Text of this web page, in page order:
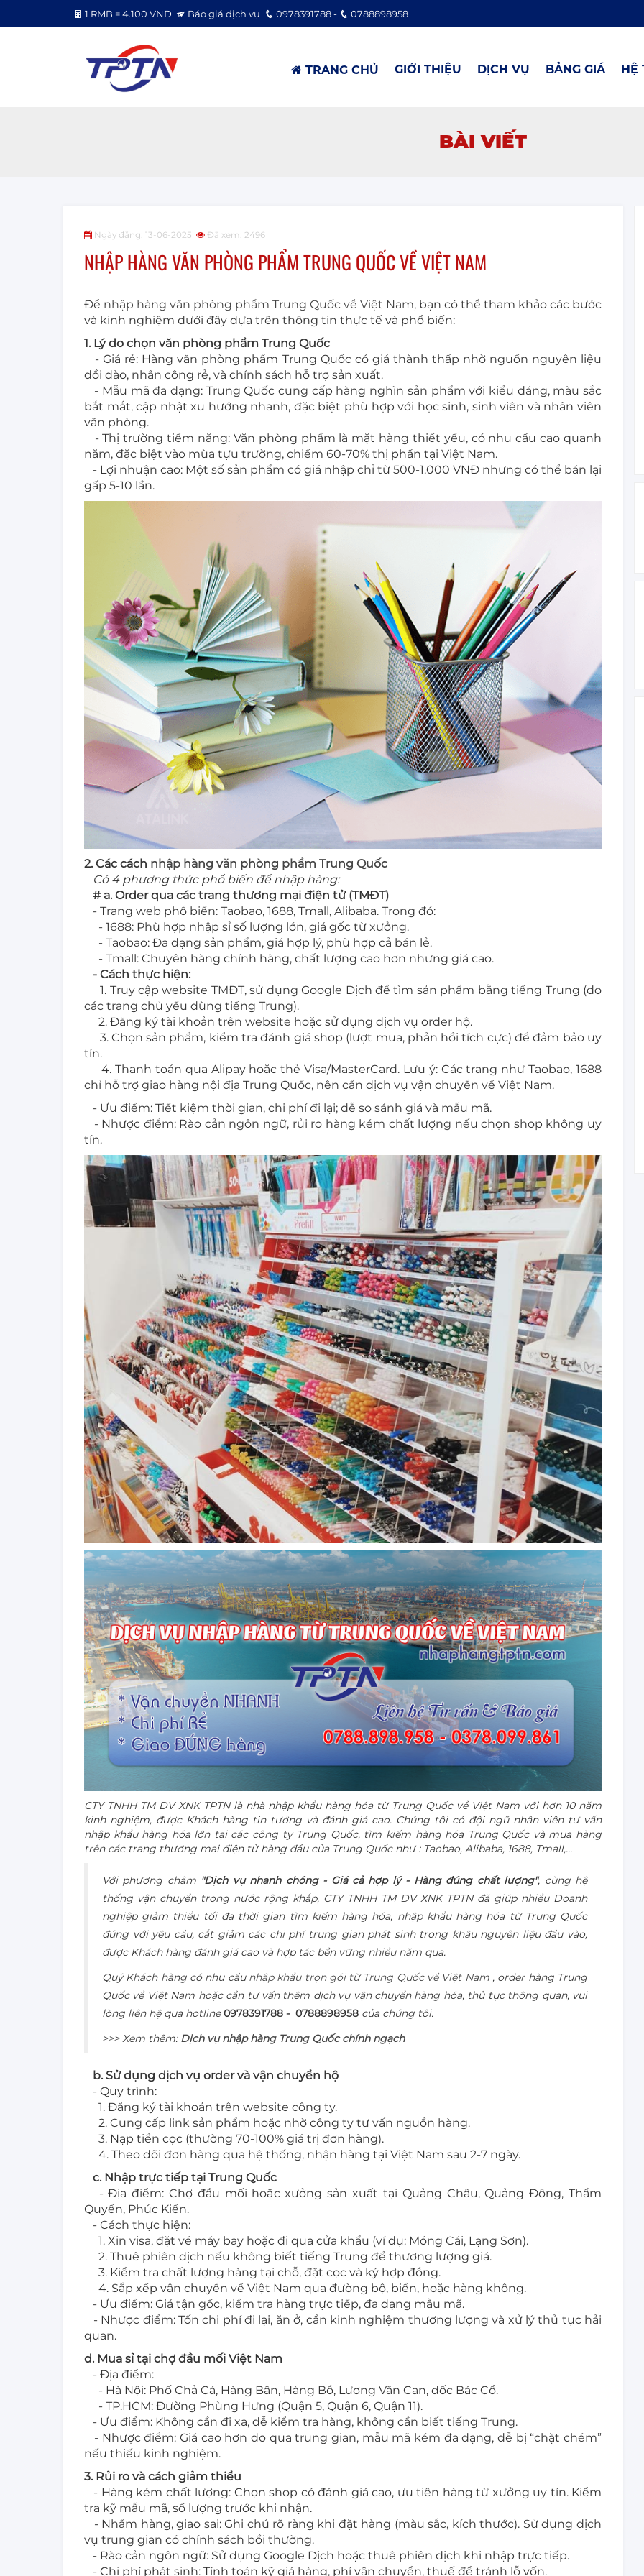
1 RMB = 4.100 VNĐ Báo giá dịch vụ 0978391788 - 0788898958
TRANG CHỦ GIỚI THIỆU DỊCH VỤ BẢNG GIÁ HỆ
BÀI VIẾT
Ngày đăng: 13-06-2025 Đã xem: 2496
NHẬP HÀNG VĂN PHÒNG PHẨM TRUNG QUỐC VỀ VIỆT NAM
Để nhập hàng văn phòng phẩm Trung Quốc về Việt Nam, bạn có thể tham khảo các bước
và kinh nghiệm dưới đây dựa trên thông tin thực tế và phổ biến:
1. Lý do chọn văn phòng phẩm Trung Quốc
- Giá rẻ: Hàng văn phòng phẩm Trung Quốc có giá thành thấp nhờ nguồn nguyên liệu
dồi dào, nhân công rẻ, và chính sách hỗ trợ sản xuất.
- Mẫu mã đa dạng: Trung Quốc cung cấp hàng nghìn sản phẩm với kiểu dáng, màu sắc
bắt mắt, cập nhật xu hướng nhanh, đặc biệt phù hợp với học sinh, sinh viên và nhân viên
văn phòng.
- Thị trường tiềm năng: Văn phòng phẩm là mặt hàng thiết yếu, có nhu cầu cao quanh
năm, đặc biệt vào mùa tựu trường, chiếm 60-70% thị phần tại Việt Nam.
- Lợi nhuận cao: Một số sản phẩm có giá nhập chỉ từ 500-1.000 VNĐ nhưng có thể bán lại
gấp 5-10 lần.
2. Các cách nhập hàng văn phòng phẩm Trung Quốc
Có 4 phương thức phổ biến để nhập hàng:
# a. Order qua các trang thương mại điện tử (TMĐT)
- Trang web phổ biến: Taobao, 1688, Tmall, Alibaba. Trong đó:
- 1688: Phù hợp nhập sỉ số lượng lớn, giá gốc từ xưởng.
- Taobao: Đa dạng sản phẩm, giá hợp lý, phù hợp cả bán lẻ.
- Tmall: Chuyên hàng chính hãng, chất lượng cao hơn nhưng giá cao.
- Cách thực hiện:
1. Truy cập website TMĐT, sử dụng Google Dịch để tìm sản phẩm bằng tiếng Trung (do
các trang chủ yếu dùng tiếng Trung).
2. Đăng ký tài khoản trên website hoặc sử dụng dịch vụ order hộ.
3. Chọn sản phẩm, kiểm tra đánh giá shop (lượt mua, phản hồi tích cực) để đảm bảo uy
tín.
4. Thanh toán qua Alipay hoặc thẻ Visa/MasterCard. Lưu ý: Các trang như Taobao, 1688
chỉ hỗ trợ giao hàng nội địa Trung Quốc, nên cần dịch vụ vận chuyển về Việt Nam.
- Ưu điểm: Tiết kiệm thời gian, chi phí đi lại; dễ so sánh giá và mẫu mã.
- Nhược điểm: Rào cản ngôn ngữ, rủi ro hàng kém chất lượng nếu chọn shop không uy
tín.
CTY TNHH TM DV XNK TPTN là nhà nhập khẩu hàng hóa từ Trung Quốc về Việt Nam với hơn 10 năm
kinh nghiệm, được Khách hàng tin tưởng và đánh giá cao. Chúng tôi có đội ngũ nhân viên tư vấn
nhập khẩu hàng hóa lớn tại các công ty Trung Quốc, tìm kiếm hàng hóa Trung Quốc và mua hàng
trên các trang thương mại điện tử hàng đầu của Trung Quốc như : Taobao, Alibaba, 1688, Tmall,...
Với phương châm "Dịch vụ nhanh chóng - Giá cả hợp lý - Hàng đúng chất lượng", cùng hệ
thống vận chuyển trong nước rộng khắp, CTY TNHH TM DV XNK TPTN đã giúp nhiều Doanh
nghiệp giảm thiểu tối đa thời gian tìm kiếm hàng hóa, nhập khẩu hàng hóa từ Trung Quốc
đúng với yêu cầu, cắt giảm các chi phí trung gian phát sinh trong khâu nguyên liệu đầu vào,
được Khách hàng đánh giá cao và hợp tác bền vững nhiều năm qua.
Quý Khách hàng có nhu cầu nhập khẩu trọn gói từ Trung Quốc về Việt Nam, order hàng Trung
Quốc về Việt Nam hoặc cần tư vấn thêm dịch vụ vận chuyển hàng hóa, thủ tục thông quan, vui
lòng liên hệ qua hotline 0978391788 - 0788898958 của chúng tôi.
>>> Xem thêm: Dịch vụ nhập hàng Trung Quốc chính ngạch
b. Sử dụng dịch vụ order và vận chuyển hộ
- Quy trình:
1. Đăng ký tài khoản trên website công ty.
2. Cung cấp link sản phẩm hoặc nhờ công ty tư vấn nguồn hàng.
3. Nạp tiền cọc (thường 70-100% giá trị đơn hàng).
4. Theo dõi đơn hàng qua hệ thống, nhận hàng tại Việt Nam sau 2-7 ngày.
c. Nhập trực tiếp tại Trung Quốc
- Địa điểm: Chợ đầu mối hoặc xưởng sản xuất tại Quảng Châu, Quảng Đông, Thẩm
Quyến, Phúc Kiến.
- Cách thực hiện:
1. Xin visa, đặt vé máy bay hoặc đi qua cửa khẩu (ví dụ: Móng Cái, Lạng Sơn).
2. Thuê phiên dịch nếu không biết tiếng Trung để thương lượng giá.
3. Kiểm tra chất lượng hàng tại chỗ, đặt cọc và ký hợp đồng.
4. Sắp xếp vận chuyển về Việt Nam qua đường bộ, biển, hoặc hàng không.
- Ưu điểm: Giá tận gốc, kiểm tra hàng trực tiếp, đa dạng mẫu mã.
- Nhược điểm: Tốn chi phí đi lại, ăn ở, cần kinh nghiệm thương lượng và xử lý thủ tục hải
quan.
d. Mua sỉ tại chợ đầu mối Việt Nam
- Địa điểm:
- Hà Nội: Phố Chả Cá, Hàng Bân, Hàng Bồ, Lương Văn Can, dốc Bác Cổ.
- TP.HCM: Đường Phùng Hưng (Quận 5, Quận 6, Quận 11).
- Ưu điểm: Không cần đi xa, dễ kiểm tra hàng, không cần biết tiếng Trung.
- Nhược điểm: Giá cao hơn do qua trung gian, mẫu mã kém đa dạng, dễ bị “chặt chém”
nếu thiếu kinh nghiệm.
3. Rủi ro và cách giảm thiểu
- Hàng kém chất lượng: Chọn shop có đánh giá cao, ưu tiên hàng từ xưởng uy tín. Kiểm
tra kỹ mẫu mã, số lượng trước khi nhận.
- Nhầm hàng, giao sai: Ghi chú rõ ràng khi đặt hàng (màu sắc, kích thước). Sử dụng dịch
vụ trung gian có chính sách bồi thường.
- Rào cản ngôn ngữ: Sử dụng Google Dịch hoặc thuê phiên dịch khi nhập trực tiếp.
- Chi phí phát sinh: Tính toán kỹ giá hàng, phí vận chuyển, thuế để tránh lỗ vốn.